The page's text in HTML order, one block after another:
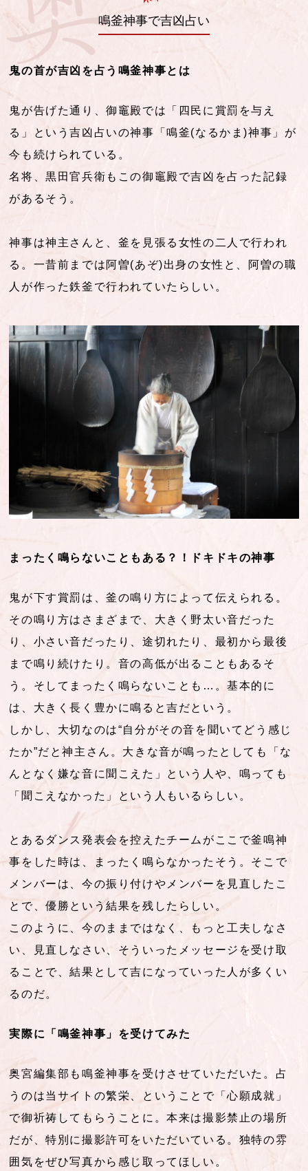
鳴釜神事で吉凶占い
鬼の首が吉凶を占う鳴釜神事とは
鬼が告げた通り、御竈殿では「四民に賞罰を与え
る」という吉凶占いの神事「鳴釜(なるかま)神事」が
今も続けられている。
名将、黒田官兵衛もこの御竈殿で吉凶を占った記録
があるそう。
神事は神主さんと、釜を見張る女性の二人で行われ
る。一昔前までは阿曽(あぞ)出身の女性と、阿曽の職
人が作った鉄釜で行われていたらしい。
まったく鳴らないこともある？！ドキドキの神事
鬼が下す賞罰は、釜の鳴り方によって伝えられる。
その鳴り方はさまざまで、大きく野太い音だった
り、小さい音だったり、途切れたり、最初から最後
まで鳴り続けたり。音の高低が出ることもあるそ
う。そしてまったく鳴らないことも…。基本的に
は、大きく長く豊かに鳴ると吉だという。
しかし、大切なのは“自分がその音を聞いてどう感じ
たか”だと神主さん。大きな音が鳴ったとしても「な
んとなく嫌な音に聞こえた」という人や、鳴っても
「聞こえなかった」という人もいるらしい。
とあるダンス発表会を控えたチームがここで釜鳴神
事をした時は、まったく鳴らなかったそう。そこで
メンバーは、今の振り付けやメンバーを見直したこ
とで、優勝という結果を残したらしい。
このように、今のままではなく、もっと工夫しなさ
い、見直しなさい、そういったメッセージを受け取
ることで、結果として吉になっていった人が多くい
るのだ。
実際に「鳴釜神事」を受けてみた
奥宮編集部も鳴釜神事を受けさせていただいた。占
うのは当サイトの繁栄、ということで「心願成就」
で御祈祷してもらうことに。本来は撮影禁止の場所
だが、特別に撮影許可をいただいている。独特の雰
囲気をぜひ写真から感じ取ってほしい。